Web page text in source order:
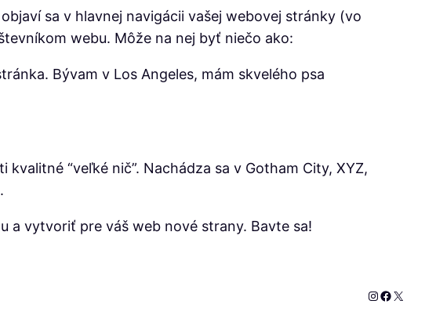
sa v hlavnej navigácii vašej webovej stránky (vo
webu. Môže na nej byť niečo ako:
Bývam v Los Angeles, mám skvelého psa
“veľké nič”. Nachádza sa v Gotham City, XYZ,
a vytvoriť pre váš web nové strany. Bavte sa!
Instagram
X